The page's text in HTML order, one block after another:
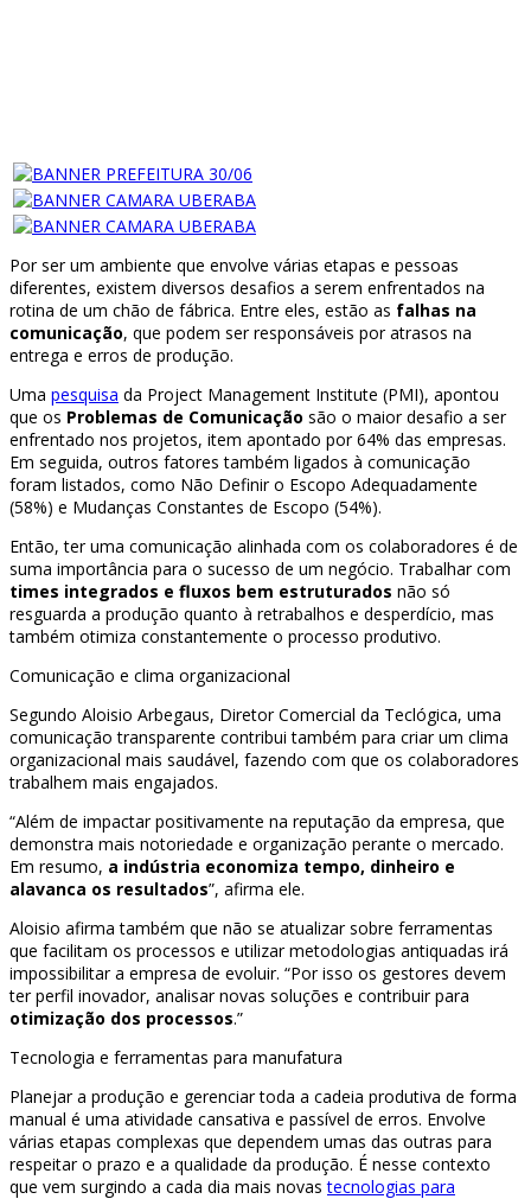
Por ser um ambiente que envolve várias etapas e pessoas
diferentes, existem diversos desafios a serem enfrentados na
rotina de um chão de fábrica. Entre eles, estão as falhas na
comunicação, que podem ser responsáveis por atrasos na
entrega e erros de produção.
Uma pesquisa da Project Management Institute (PMI), apontou
que os Problemas de Comunicação são o maior desafio a ser
enfrentado nos projetos, item apontado por 64% das empresas.
Em seguida, outros fatores também ligados à comunicação
foram listados, como Não Definir o Escopo Adequadamente
(58%) e Mudanças Constantes de Escopo (54%).
Então, ter uma comunicação alinhada com os colaboradores é de
suma importância para o sucesso de um negócio. Trabalhar com
times integrados e fluxos bem estruturados não só
resguarda a produção quanto à retrabalhos e desperdício, mas
também otimiza constantemente o processo produtivo.
Comunicação e clima organizacional
Segundo Aloisio Arbegaus, Diretor Comercial da Teclógica, uma
comunicação transparente contribui também para criar um clima
organizacional mais saudável, fazendo com que os colaboradores
trabalhem mais engajados.
“Além de impactar positivamente na reputação da empresa, que
demonstra mais notoriedade e organização perante o mercado.
Em resumo, a indústria economiza tempo, dinheiro e
alavanca os resultados”, afirma ele.
Aloisio afirma também que não se atualizar sobre ferramentas
que facilitam os processos e utilizar metodologias antiquadas irá
impossibilitar a empresa de evoluir. “Por isso os gestores devem
ter perfil inovador, analisar novas soluções e contribuir para
otimização dos processos.”
Tecnologia e ferramentas para manufatura
Planejar a produção e gerenciar toda a cadeia produtiva de forma
manual é uma atividade cansativa e passível de erros. Envolve
várias etapas complexas que dependem umas das outras para
respeitar o prazo e a qualidade da produção. É nesse contexto
que vem surgindo a cada dia mais novastecnologias para